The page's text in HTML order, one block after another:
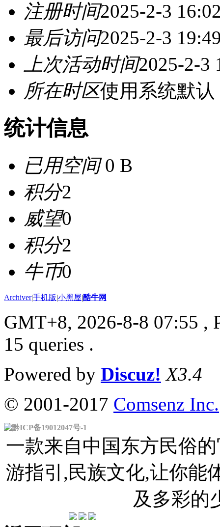
注册时间2025-2-3
最后访问2025-2-3
上次活动时间2025-2-3
所在时区使用系统默认
统计信息
已用空间0 B
积分2
威望0
积分2
牛币0
Archiver|手机版|小黑屋|酷牛网
GMT+8, 2026-8-8 07:55 ,
15 queries .
Powered by Discuz! X3.4
© 2001-2017 Comsenz Inc.
黔ICP备19012047号-1
一款来自中国东方民俗
游指引,民族文化,让你能
及多彩的